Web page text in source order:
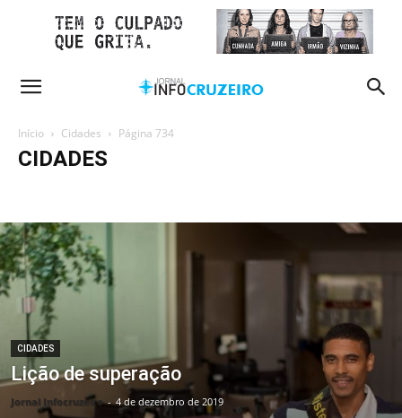
Início Cidades Página 734
CIDADES
Colunistas
Jornal Impresso
Manchetes
Mundo
Sem categoria
Tecnologia Violência
CIDADES
Lição de superação
Jornal Infocruzeiro - 4 de dezembro de 2019